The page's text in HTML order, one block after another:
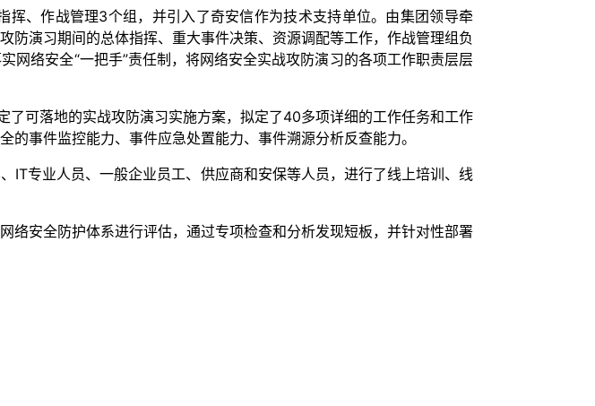
、作战管理3个组，并引入了奇安信作为技术支持单位。由集团领导牵
演习期间的总体指挥、重大事件决策、资源调配等工作，作战管理组负
络安全“一把手”责任制，将网络安全实战攻防演习的各项工作职责层层
可落地的实战攻防演习实施方案，拟定了40多项详细的工作任务和工作
事件监控能力、事件应急处置能力、事件溯源分析反查能力。
IT专业人员、一般企业员工、供应商和安保等人员，进行了线上培训、线
络安全防护体系进行评估，通过专项检查和分析发现短板，并针对性部署